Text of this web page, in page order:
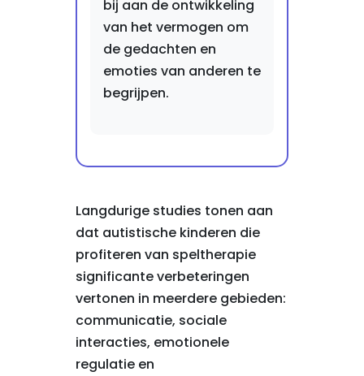
bij aan de ontwikkeling
van het vermogen om
de gedachten en
emoties van anderen te
begrijpen.
Langdurige studies tonen aan
dat autistische kinderen die
profiteren van speltherapie
significante verbeteringen
vertonen in meerdere gebieden:
communicatie, sociale
interacties, emotionele
regulatie en